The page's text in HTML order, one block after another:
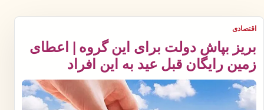
اقتصادی
بریز بپاش دولت برای این گروه | اعطای
زمین رایگان قبل عید به این افراد